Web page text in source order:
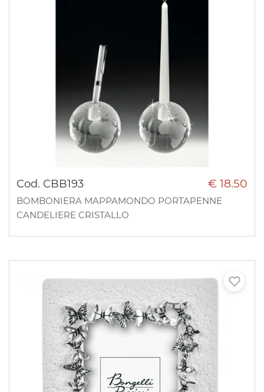
Cod. CBB193 € 18.50
BOMBONIERA MAPPAMONDO PORTAPENNE
CANDELIERE CRISTALLO